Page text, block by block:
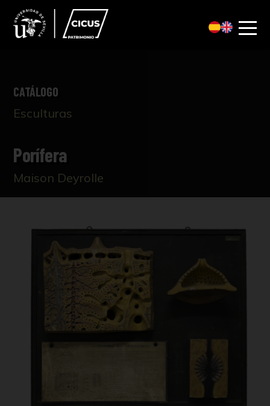
CATÁLOGO
Esculturas
Porífera
Maison Deyrolle